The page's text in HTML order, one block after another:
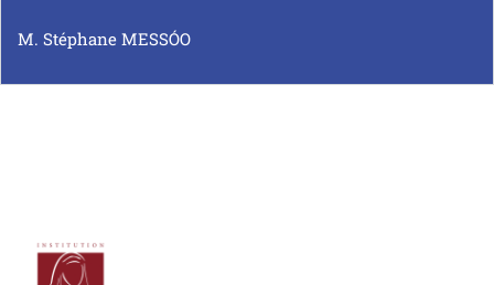
M. Stéphane MESSÓO